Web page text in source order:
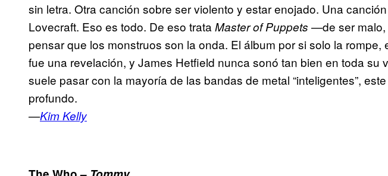
sin letra. Otra canción sobre ser violento y estar enojado. Una
Lovecraft. Eso es todo. De eso trata Master of Puppets —de ser malo,
pensar que los monstruos son la onda. El álbum por si solo la rompe,
fue una revelación, y James Hetfield nunca sonó tan bien en toda su
suele pasar con la mayoría de las bandas de metal “inteligentes”,
profundo.
—Kim Kelly